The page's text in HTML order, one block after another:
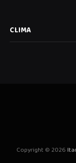
CLIMA
Copyright © 2026